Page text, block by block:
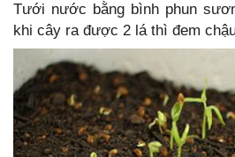
Tưới nước bằng bình phun
khi cây ra được 2 lá thì đem